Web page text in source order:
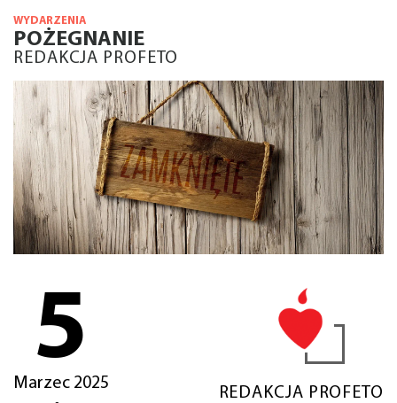
WYDARZENIA
POŻEGNANIE
REDAKCJA PROFETO
5
Marzec 2025
REDAKCJA PROFETO